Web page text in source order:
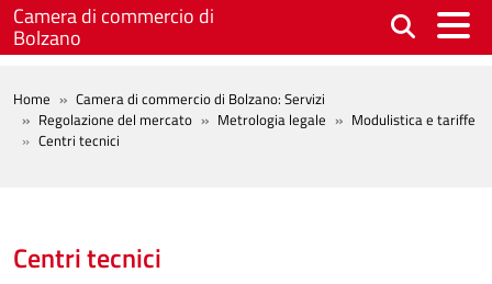
Salta al contenuto principale
Camera di commercio di
Bolzano
BREADCRUMB
Home
Camera di commercio di Bolzano: Servizi
Regolazione del mercato
Metrologia legale
Modulistica e tariffe
Centri tecnici
Centri tecnici